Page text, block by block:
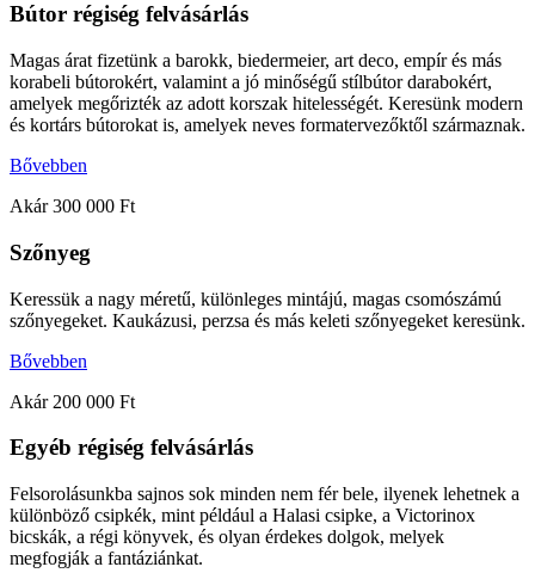
Bútor régiség felvásárlás
Magas árat fizetünk a barokk, biedermeier, art deco, empír és más
korabeli bútorokért, valamint a jó minőségű stílbútor darabokért,
amelyek megőrizték az adott korszak hitelességét. Keresünk modern
és kortárs bútorokat is, amelyek neves formatervezőktől származnak.
Bővebben
Akár 300 000 Ft
Szőnyeg
Keressük a nagy méretű, különleges mintájú, magas csomószámú
szőnyegeket. Kaukázusi, perzsa és más keleti szőnyegeket keresünk.
Bővebben
Akár 200 000 Ft
Egyéb régiség felvásárlás
Felsorolásunkba sajnos sok minden nem fér bele, ilyenek lehetnek a
különböző csipkék, mint például a Halasi csipke, a Victorinox
bicskák, a régi könyvek, és olyan érdekes dolgok, melyek
megfogják a fantáziánkat.